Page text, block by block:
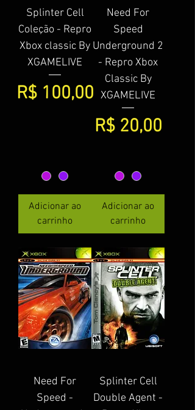
Splinter Cell
Coleção - Repro
Xbox classic By
XGAMELIVE
Preço
R$ 100,00
Adicionar ao
carrinho
Need For
Speed
Underground 2
- Repro Xbox
Classic By
XGAMELIVE
Preço
R$ 20,00
Adicionar ao
carrinho
Need For
Speed -
Splinter Cell
Double Agent -